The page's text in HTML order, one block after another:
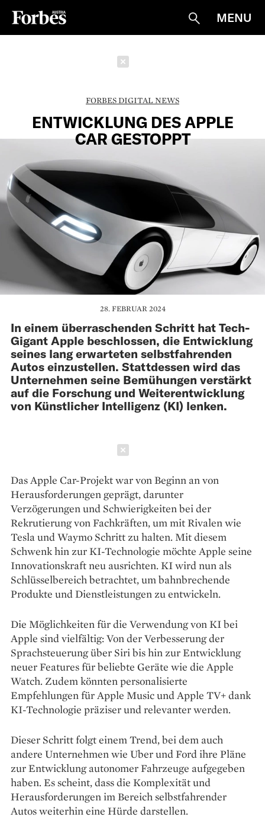
Suche
MENU
FORBES DIGITAL NEWS
ENTWICKLUNG DES APPLE
CAR GESTOPPT
28. FEBRUAR 2024
In einem überraschenden Schritt hat Tech-
Gigant Apple beschlossen, die Entwicklung
seines lang erwarteten selbstfahrenden
Autos einzustellen. Stattdessen wird das
Unternehmen seine Bemühungen verstärkt
auf die Forschung und Weiterentwicklung
von Künstlicher Intelligenz (KI) lenken.
Das Apple Car-Projekt war von Beginn an von
Herausforderungen geprägt, darunter
Verzögerungen und Schwierigkeiten bei der
Rekrutierung von Fachkräften, um mit Rivalen wie
Tesla und Waymo Schritt zu halten. Mit diesem
Schwenk hin zur KI-Technologie möchte Apple seine
Innovationskraft neu ausrichten. KI wird nun als
Schlüsselbereich betrachtet, um bahnbrechende
Produkte und Dienstleistungen zu entwickeln.
Die Möglichkeiten für die Verwendung von KI bei
Apple sind vielfältig: Von der Verbesserung der
Sprachsteuerung über Siri bis hin zur Entwicklung
neuer Features für beliebte Geräte wie die Apple
Watch. Zudem könnten personalisierte
Empfehlungen für Apple Music und Apple TV+ dank
KI-Technologie präziser und relevanter werden.
Dieser Schritt folgt einem Trend, bei dem auch
andere Unternehmen wie Uber und Ford ihre Pläne
zur Entwicklung autonomer Fahrzeuge aufgegeben
haben. Es scheint, dass die Komplexität und
Herausforderungen im Bereich selbstfahrender
Autos weiterhin eine Hürde darstellen.